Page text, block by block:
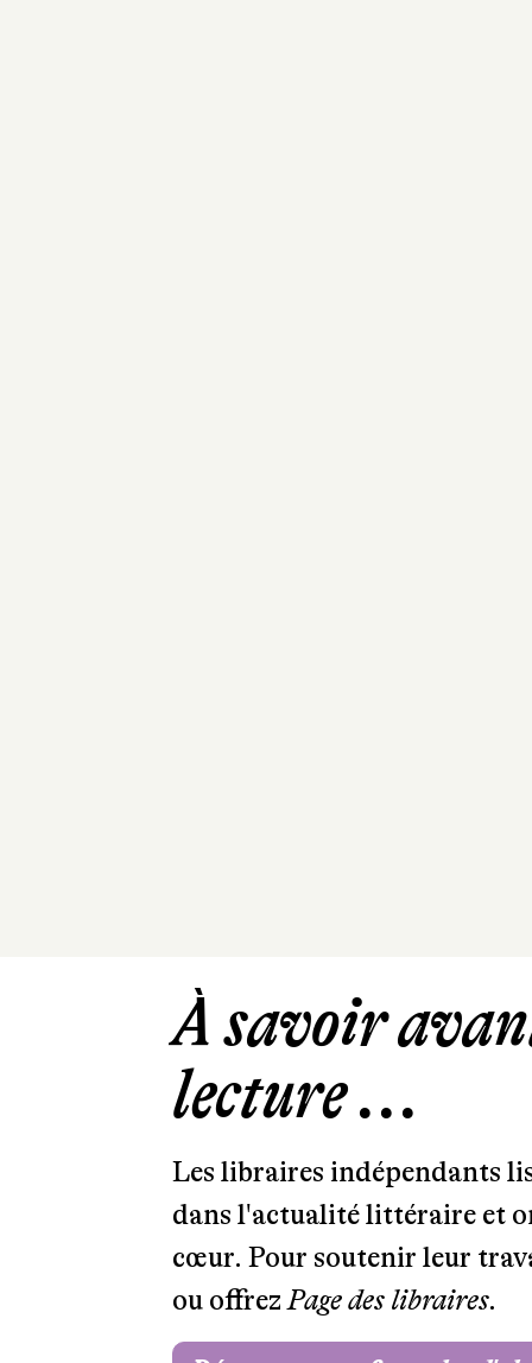
À savoir
lecture ...
Les libraires indépendants
dans l'actualité littéraire et
cœur. Pour soutenir leur
ou offrezPage des libraires.